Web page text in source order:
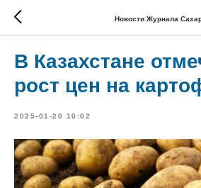
Новости Журнала
В Казахстане
рост цен на
2025-01-20 10:02